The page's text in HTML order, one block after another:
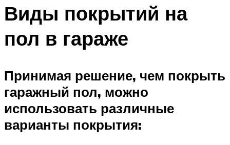
Виды покрытий на
пол в гараже
Принимая решение, чем покрыть
гаражный пол, можно
использовать различные
варианты покрытия: